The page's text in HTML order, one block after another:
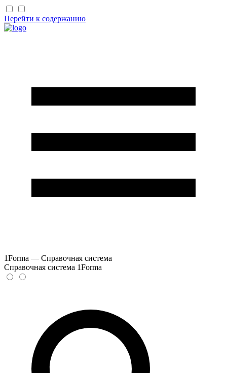
Перейти к содержанию
1Forma — Справочная система
Справочная система 1Forma